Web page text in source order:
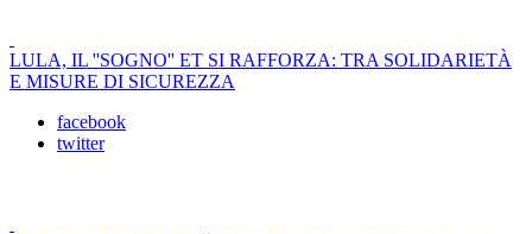
LULA, IL ''SOGNO'' ET SI RAFFORZA: TRA SOLIDARIETÀ
E MISURE DI SICUREZZA
facebook
twitter